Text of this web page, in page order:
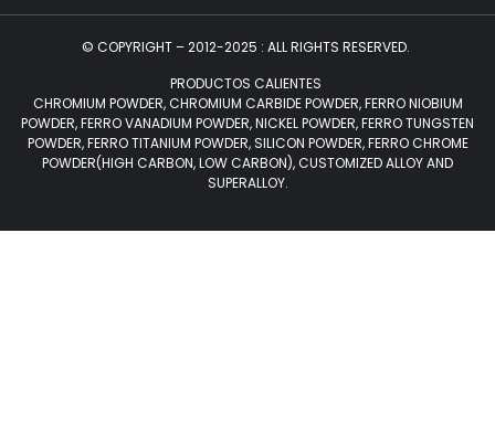
© COPYRIGHT – 2012-2025 : ALL RIGHTS RESERVED.
PRODUCTOS CALIENTES
CHROMIUM POWDER, CHROMIUM CARBIDE POWDER, FERRO NIOBIUM
POWDER, FERRO VANADIUM POWDER, NICKEL POWDER, FERRO TUNGSTEN
POWDER, FERRO TITANIUM POWDER, SILICON POWDER, FERRO CHROME
POWDER(HIGH CARBON, LOW CARBON), CUSTOMIZED ALLOY AND
SUPERALLOY.